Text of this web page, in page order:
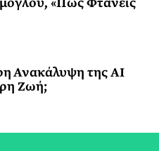
Ανακάλυψη της AI
Ζωή;